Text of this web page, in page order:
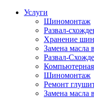
Услуги
Шиномонтаж
Развал-
Хранение шин
Замена масла
Развал-
Шиномонтаж
Ремонт
Замена